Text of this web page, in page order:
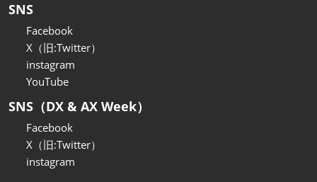
SNS
Facebook
X（旧:Twitter）
instagram
YouTube
SNS（DX & AX Week）
Facebook
X（旧:Twitter）
instagram